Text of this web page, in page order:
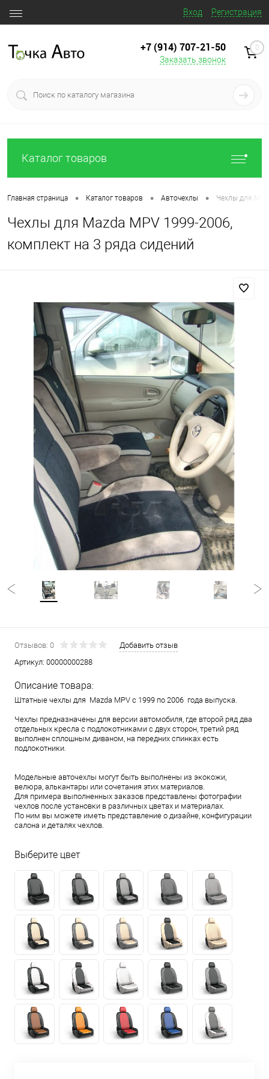
Вход Регистрация
+7 (914) 707‒21‒50
Заказать звонок
0
Каталог товаров
Главная страница • Каталог товаров • Авточехлы • Чехлы для
Чехлы для Mazda MPV 1999-2006,
комплект на 3 ряда сидений
Отзывов: 0
Добавить отзыв
Артикул: 00000000288
Описание товара:
Штатные чехлы для Mazda MPV с 1999 по 2006 года выпуска.
Чехлы предназначены для версии автомобиля, где второй ряд два
отдельных кресла с подлокотниками с двух сторон, третий ряд
выполнен сплошным диваном, на передних спинках есть
подлокотники.
Модельные авточехлы могут быть выполнены из экокожи,
велюра, алькантары или сочетания этих материалов.
Для примера выполненных заказов представлены фотографии
чехлов после установки в различных цветах и материалах.
По ним вы можете иметь представление о дизайне, конфигурации
салона и деталях чехлов.
Выберите цвет